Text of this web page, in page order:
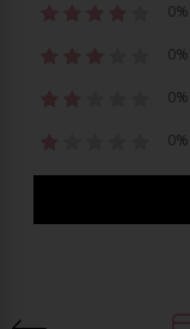
0%
0%
0%
0%